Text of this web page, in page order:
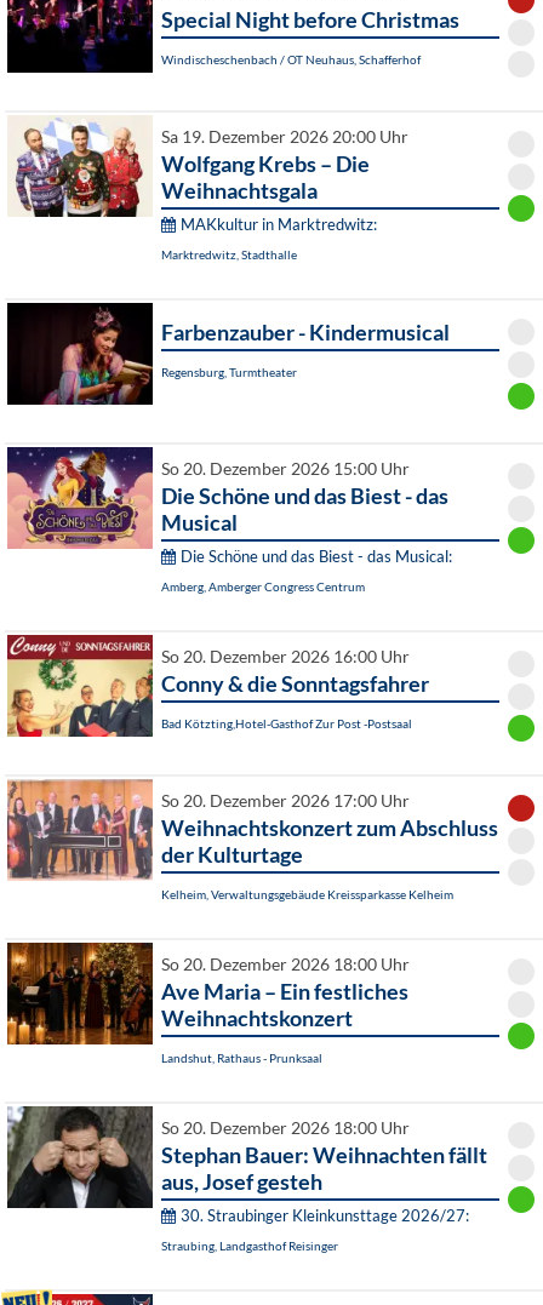
Special Night before Christmas
Windischeschenbach / OT Neuhaus, Schafferhof
Sa 19. Dezember 2026 20:00 Uhr
Wolfgang Krebs – Die
Weihnachtsgala
MAKkultur in Marktredwitz:
Marktredwitz, Stadthalle
Farbenzauber - Kindermusical
Regensburg, Turmtheater
So 20. Dezember 2026 15:00 Uhr
Die Schöne und das Biest - das
Musical
Die Schöne und das Biest - das Musical:
Amberg, Amberger Congress Centrum
So 20. Dezember 2026 16:00 Uhr
Conny & die Sonntagsfahrer
Bad Kötzting,Hotel-Gasthof Zur Post -Postsaal
So 20. Dezember 2026 17:00 Uhr
Weihnachtskonzert zum Abschluss
der Kulturtage
Kelheim, Verwaltungsgebäude Kreissparkasse Kelheim
So 20. Dezember 2026 18:00 Uhr
Ave Maria – Ein festliches
Weihnachtskonzert
Landshut, Rathaus - Prunksaal
So 20. Dezember 2026 18:00 Uhr
Stephan Bauer: Weihnachten fällt
aus, Josef gesteh
30. Straubinger Kleinkunsttage 2026/27:
Straubing, Landgasthof Reisinger